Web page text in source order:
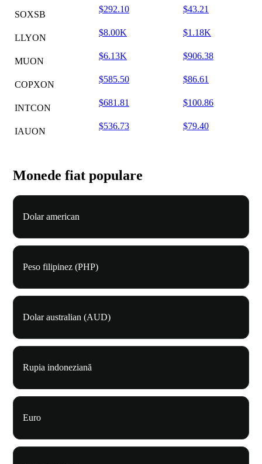
SOXSB
$292.10 $43.21
LLYON
$8.00K $1.18K
MUON
$6.13K $906.38
COPXON
$585.50 $86.61
INTCON
$681.81 $100.86
IAUON
$536.73 $79.40
Monede fiat populare
Dolar american
Peso filipinez (PHP)
Dolar australian (AUD)
Rupia indoneziană
Euro